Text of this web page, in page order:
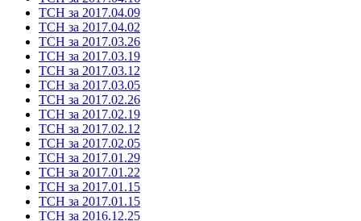
ТСН за 2017.04.09
ТСН за 2017.04.02
ТСН за 2017.03.26
ТСН за 2017.03.19
ТСН за 2017.03.12
ТСН за 2017.03.05
ТСН за 2017.02.26
ТСН за 2017.02.19
ТСН за 2017.02.12
ТСН за 2017.02.05
ТСН за 2017.01.29
ТСН за 2017.01.22
ТСН за 2017.01.15
ТСН за 2017.01.15
ТСН за 2016.12.25